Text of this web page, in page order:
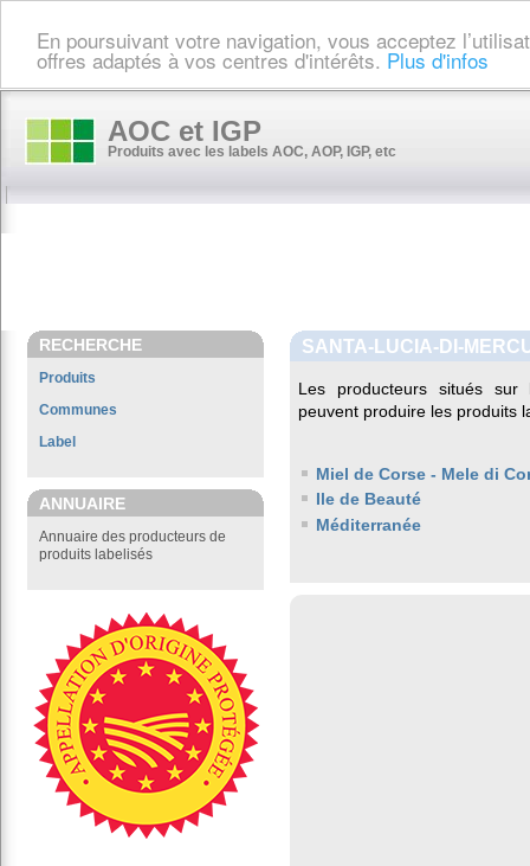
En poursuivant votre navigation, vous acceptez
offres adaptés à vos centres d'intérêts. Plus d'infos
AOC et IGP
Produits avec les labels AOC, AOP, IGP, etc
RECHERCHE
Produits
Communes
Label
ANNUAIRE
Annuaire des producteurs de
produits labelisés
SANTA-LUCIA-DI-
Les producteurs situés
peuvent produire les produits
Miel de Corse - Mele di
Ile de Beauté
Méditerranée